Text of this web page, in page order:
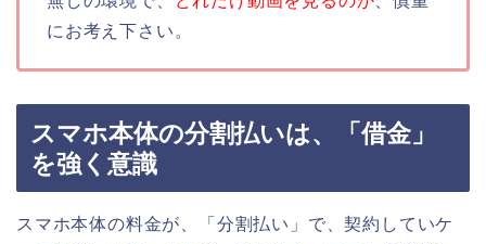
にお考え下さい。
スマホ本体の分割払いは、「借金」
を強く意識
スマホ本体の料金が、「分割払い」で、契約していケ